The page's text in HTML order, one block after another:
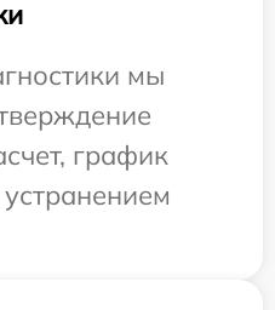
мы
график